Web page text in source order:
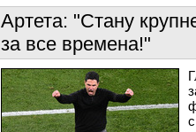
Артета: "Стану
за все времена!"